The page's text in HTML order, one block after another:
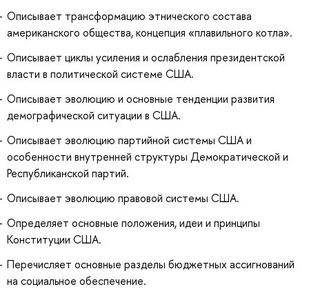
Описывает трансформацию этнического состава
американского общества, концепция «плавильного котла».
Описывает циклы усиления и ослабления президентской
власти в политической системе США.
Описывает эволюцию и основные тенденции развития
демографической ситуации в США.
Описывает эволюцию партийной системы США и
особенности внутренней структуры Демократической и
Республиканской партий.
Описывает эволюцию правовой системы США.
Определяет основные положения, идеи и принципы
Конституции США.
Перечисляет основные разделы бюджетных ассигнований
на социальное обеспечение.